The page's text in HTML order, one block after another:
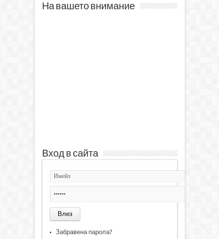
На вашето внимание
Вход в сайта
Забравена парола?